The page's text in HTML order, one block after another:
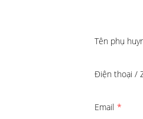
Tên phụ
Điện thoại /
Email *